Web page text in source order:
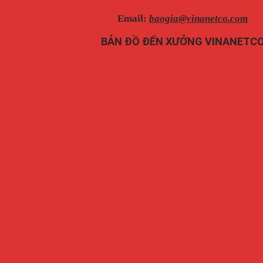
Email: baogia@vinanetco.com
BẢN ĐỒ ĐẾN XƯỞNG